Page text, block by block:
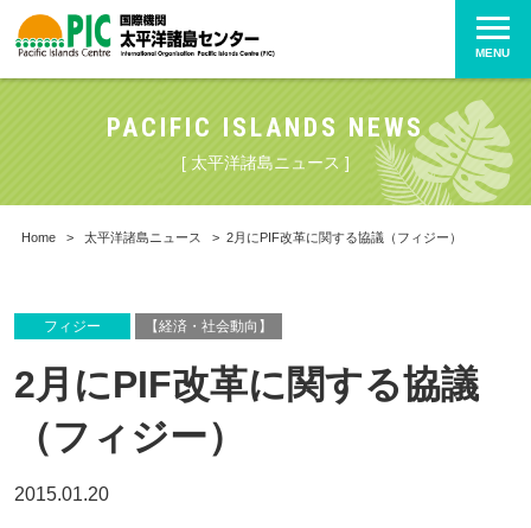
MENU
PACIFIC ISLANDS NEWS
[ 太平洋諸島ニュース ]
Home > 太平洋諸島ニュース > 2月にPIF改革に関する協議（フィジー）
フィジー 【経済・社会動向】
2月にPIF改革に関する協議
（フィジー）
2015.01.20